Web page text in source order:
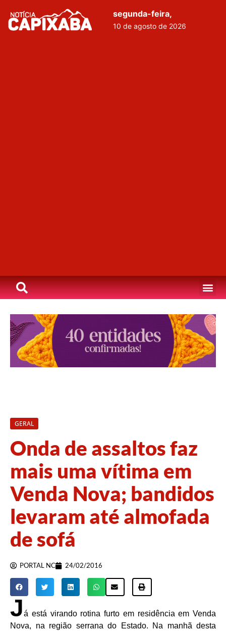
segunda-feira,
10 de agosto de 2026
GERAL
Onda de assaltos faz
mais uma vítima em
Venda Nova; bandidos
levaram até almofada
de sofá
PORTAL NC 24/02/2016
Já está virando rotina furto em residência em Venda
Nova, na região serrana do Estado. Na manhã desta